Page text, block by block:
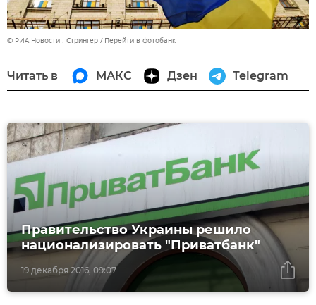
© РИА Новости . Стрингер Перейти в фотобанк
Читать в МАКС Дзен Telegram
19 декабря 2016, 09:07
Правительство Украины решило
национализировать "Приватбанк"